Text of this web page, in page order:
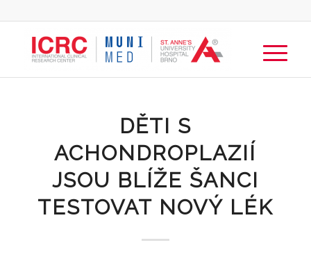
DĚTI S
ACHONDROPLAZIÍ
JSOU BLÍŽE ŠANCI
TESTOVAT NOVÝ LÉK